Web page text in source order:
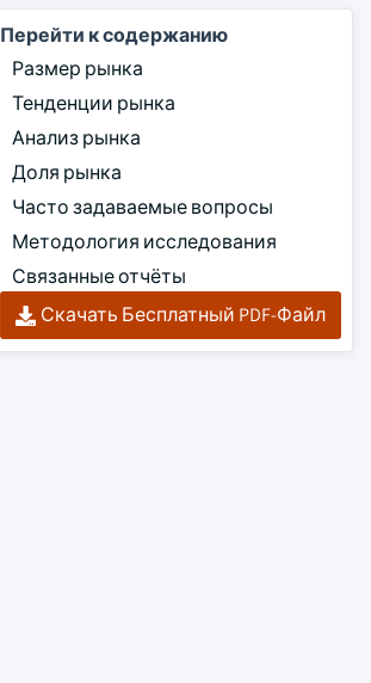
Перейти к содержанию
Размер рынка
Тенденции рынка
Анализ рынка
Доля рынка
Часто задаваемые вопросы
Методология исследования
Связанные отчёты
Скачать Бесплатный PDF-Файл